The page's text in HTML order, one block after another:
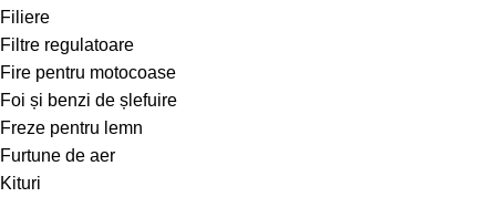
Filiere
Filtre regulatoare
Fire pentru motocoase
Foi și benzi de șlefuire
Freze pentru lemn
Furtune de aer
Kituri